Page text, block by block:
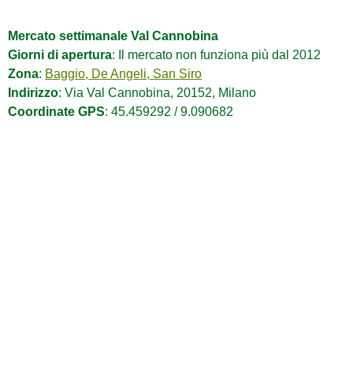
Mercato settimanale Val Cannobina
Giorni di apertura: Il mercato non funziona più dal 2012
Zona: Baggio, De Angeli, San Siro
Indirizzo: Via Val Cannobina, 20152, Milano
Coordinate GPS: 45.459292 / 9.090682